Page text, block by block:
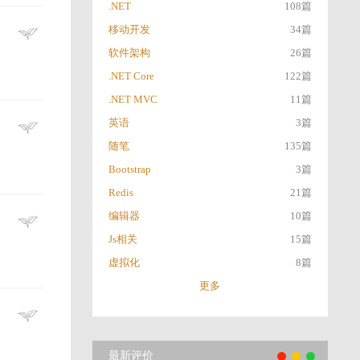
.NET
108篇
移动开发
34篇
软件架构
26篇
.NET Core
122篇
.NET MVC
11篇
英语
3篇
随笔
135篇
Bootstrap
3篇
Redis
21篇
编辑器
10篇
Js相关
15篇
虚拟化
8篇
更多
最新评价